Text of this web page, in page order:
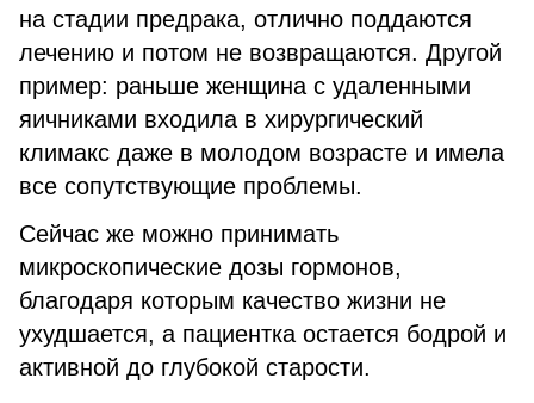
на стадии предрака, отлично поддаются
лечению и потом не возвращаются. Другой
пример: раньше женщина с удаленными
яичниками входила в хирургический
климакс даже в молодом возрасте и имела
все сопутствующие проблемы.
Сейчас же можно принимать
микроскопические дозы гормонов,
благодаря которым качество жизни не
ухудшается, а пациентка остается бодрой и
активной до глубокой старости.